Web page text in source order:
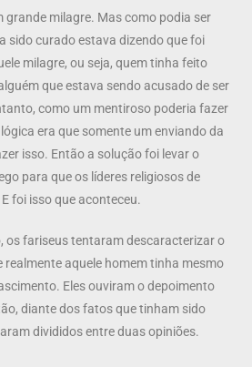
grande milagre. Mas como podia ser
sido curado estava dizendo que foi
milagre, ou seja, quem tinha feito
que estava sendo acusado de ser
como um mentiroso poderia fazer
era que somente um enviando da
isso. Então a solução foi levar o
para que os líderes religiosos de
foi isso que aconteceu.
os fariseus tentaram descaracterizar o
realmente aquele homem tinha mesmo
Eles ouviram o depoimento
diante dos fatos que tinham sido
divididos entre duas opiniões.